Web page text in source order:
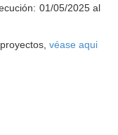
01/05/2025 al
véase aqui